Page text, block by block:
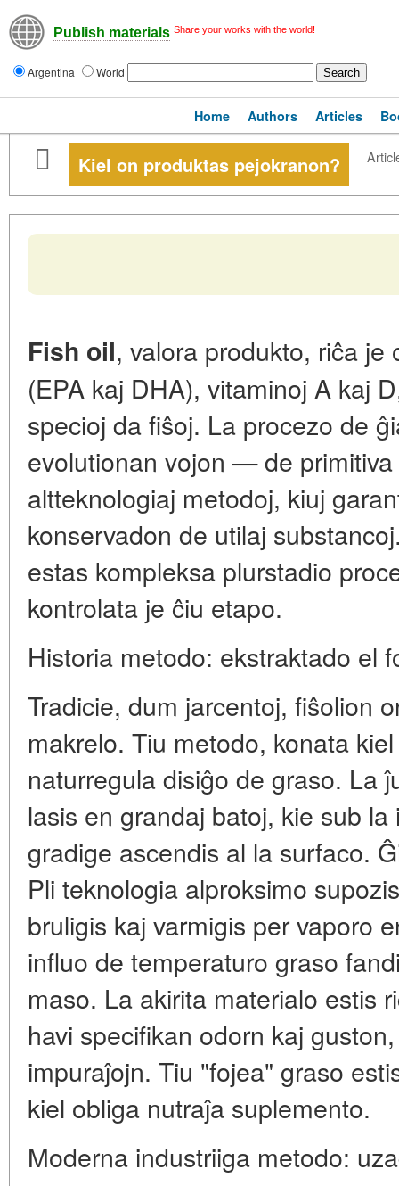
Publish materials Share your works with the world!
Argentina World
Home Authors Articles
Kiel on produktas pejokranon?
Fish oil, valora produkto, riĉa
(EPA kaj DHA), vitaminoj A kaj
specioj da fiŝoj. La procezo de
evolutionan vojon — de
altteknologiaj metodoj, kiuj
konservadon de utilaj
estas kompleksa plurstadio
kontrolata je ĉiu etapo.
Historia metodo: ekstraktado el
Tradicie, dum jarcentoj, fiŝolion
makrelo. Tiu metodo, konata
naturregula disiĝo de graso. La
lasis en grandaj batoj, kie sub
gradige ascendis al la surfaco.
Pli teknologia alproksimo
bruligis kaj varmigis per vaporo
influo de temperaturo graso
maso. La akirita materialo estis
havi specifikan odorn kaj
impuraĵojn. Tiu "fojea" graso
kiel obliga nutraĵa suplemento.
Moderna industriiga metodo: